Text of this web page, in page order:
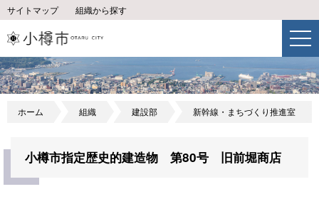
サイトマップ 組織から探す
ホーム 組織 建設部 新幹線・まちづくり推進室
小樽市指定歴史的建造物 第80号 旧前堀商店